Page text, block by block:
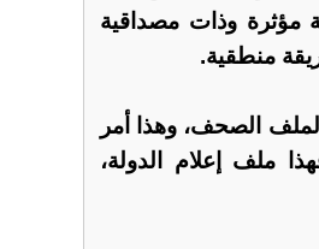
مؤثرة وذات مصداقية
منطقية.
الصحف، وهذا أمر
ملف إعلام الدولة،